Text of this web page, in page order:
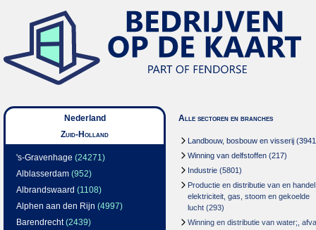
Nederland
Zuid-Holland
's-Gravenhage (24271)
Alblasserdam (952)
Albrandswaard (1108)
Alphen aan den Rijn (4997)
Barendrecht(2439)
Alle sectoren en branches
Landbouw, bosbouw en visserij
Winning van delfstoffen (217)
Industrie (5801)
Productie en distributie van en
elektriciteit, gas, stoom en gekoelde
lucht (293)
Winning en distributie van water;,